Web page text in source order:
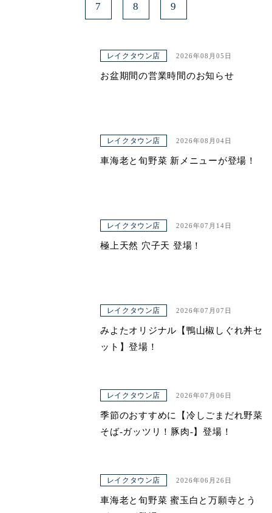
7 8 9
レイクタウン店 2026年08月05日
お盆期間の営業時間のお知らせ
レイクタウン店 2026年08月04日
車海老と旬野菜 新メニューが登場！
レイクタウン店 2026年07月14日
極上天然 穴子天 登場！
レイクタウン店 2026年07月07日
みよたオリジナル【鴨山椒しぐれ丼セ
ット】登場！
レイクタウン店 2026年07月06日
季節のおすすめに【冷しごまだれ野菜
そば-ガッツリ！豚肉-】登場！
レイクタウン店 2026年06月26日
車海老と旬野菜 蜜玉白と万願寺とう